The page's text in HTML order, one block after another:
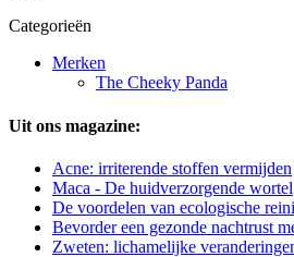
Categorieën
Merken
The Cheeky Panda
Uit ons magazine:
Acne: irriterende stoffen vermijden
Maca - De huidverzorgende wortel
De voordelen van ecologische
Bevorder een gezonde nachtrust
Zweten: lichamelijke